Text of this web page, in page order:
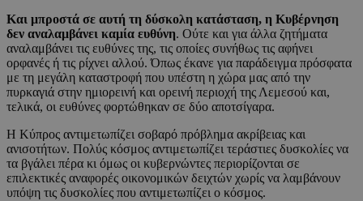
Και μπροστά σε αυτή τη δύσκολη κατάσταση, η Κυβέρνηση
δεν αναλαμβάνει καμία ευθύνη. Ούτε και για άλλα ζητήματα
αναλαμβάνει τις ευθύνες της, τις οποίες συνήθως τις αφήνει
ορφανές ή τις ρίχνει αλλού. Όπως έκανε για παράδειγμα πρόσφατα
με τη μεγάλη καταστροφή που υπέστη η χώρα μας από την
πυρκαγιά στην ημιορεινή και ορεινή περιοχή της Λεμεσού και,
τελικά, οι ευθύνες φορτώθηκαν σε δύο αποτσίγαρα.
Η Κύπρος αντιμετωπίζει σοβαρό πρόβλημα ακρίβειας και
ανισοτήτων. Πολύς κόσμος αντιμετωπίζει τεράστιες δυσκολίες να
τα βγάλει πέρα κι όμως οι κυβερνώντες περιορίζονται σε
επιλεκτικές αναφορές οικονομικών δειχτών χωρίς να λαμβάνουν
υπόψη τις δυσκολίες που αντιμετωπίζει ο κόσμος.